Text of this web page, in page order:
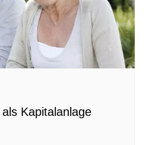
Kapitalanlage